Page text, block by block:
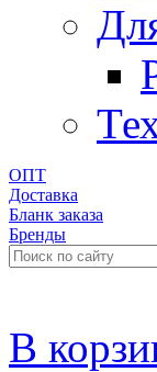
ОПТ
Доставка
Бланк заказа
Бренды
В